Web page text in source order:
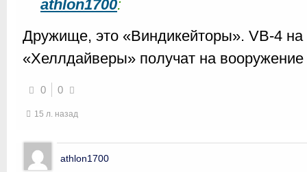
athlon1700:
Дружище, это «Виндикейторы». VB-4 на
«Хеллдайверы» получат на
0 0
15 л. назад
athlon1700